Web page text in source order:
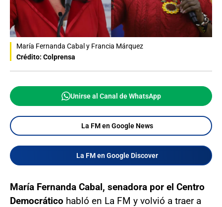
María Fernanda Cabal y Francia Márquez
Crédito: Colprensa
Unirse al Canal de WhatsApp
La FM en Google News
La FM en Google Discover
María Fernanda Cabal, senadora por el Centro
Democrático habló en La FM y volvió a traer a